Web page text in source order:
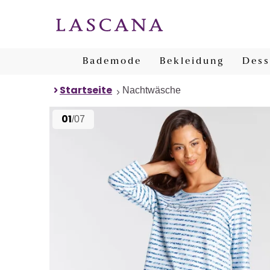
Bademode Bekleidung
Startseite Nachtwäsche
01/07